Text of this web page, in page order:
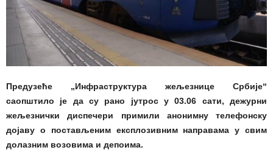
Предузеће „Инфраструктура жељезнице Србије“
саопштило је да су рано јутрос у 03.06 сати, дежурни
жељезнички диспечери примили анонимну телефонску
дојаву о постављеним експлозивним направама у свим
долазним возовима и депоима.